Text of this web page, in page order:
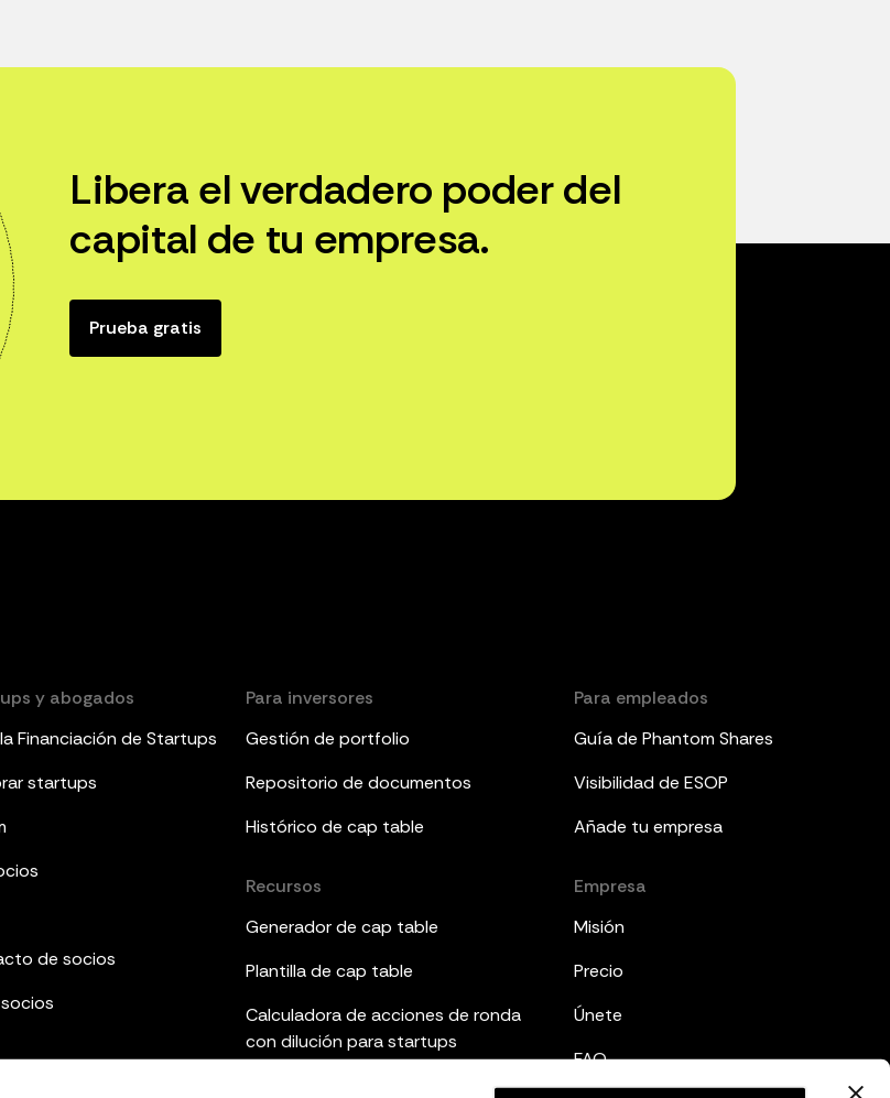
Libera el verdadero poder del
capital de tu empresa.
Prueba gratis
y abogados
Financiación de Startups
startups
de socios
Para inversores
Gestión de portfolio
Repositorio de documentos
Histórico de cap table
Recursos
Generador de cap table
Plantilla de cap table
Calculadora de acciones de ronda
con dilución para startups
Plantillas de informes a inversores
Para empleados
Guía de Phantom Shares
Visibilidad de ESOP
Añade tu empresa
Empresa
Misión
Precio
Únete
FAQ